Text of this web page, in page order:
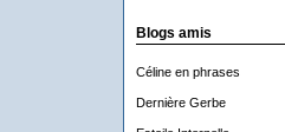
Blogs amis
Céline en phrases
Dernière Gerbe